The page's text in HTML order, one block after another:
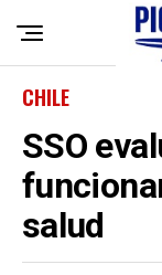
CHILE
SSO
salud